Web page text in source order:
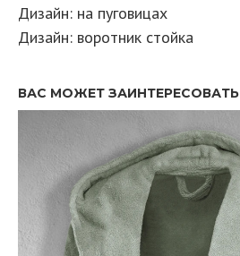
Дизайн: на пуговицах
Дизайн: воротник стойка
ВАС МОЖЕТ ЗАИНТЕРЕСОВАТЬ